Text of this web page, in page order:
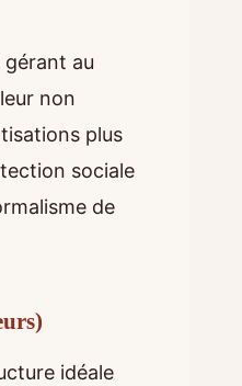
gérant au
non
plus
sociale
de
idéale